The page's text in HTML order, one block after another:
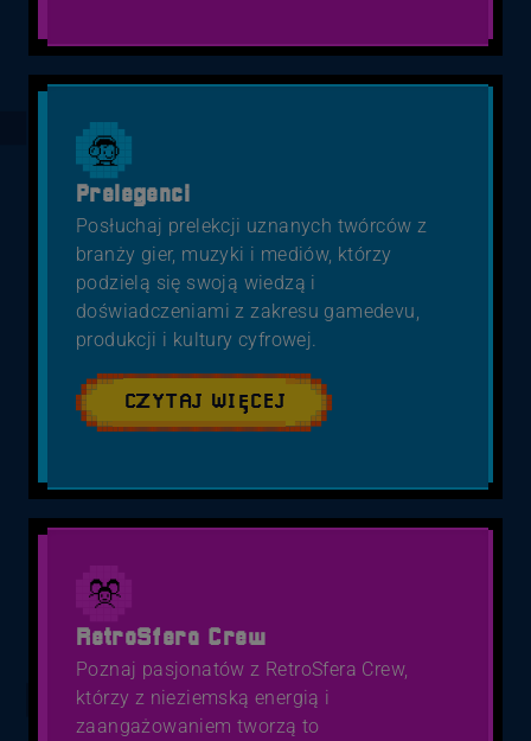
Prelegenci
Posłuchaj prelekcji uznanych twórców z
branży gier, muzyki i mediów, którzy
podzielą się swoją wiedzą i
doświadczeniami z zakresu gamedevu,
produkcji i kultury cyfrowej.
CZYTAJ WIĘCEJ
RetroSfera Crew
Poznaj pasjonatów z RetroSfera Crew,
którzy z nieziemską energią i
zaangażowaniem tworzą to